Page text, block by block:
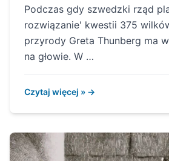
Podczas gdy szwedzki rząd
rozwiązanie' kwestii 375
przyrody Greta Thunberg ma
na głowie. W …
Czytaj więcej » →